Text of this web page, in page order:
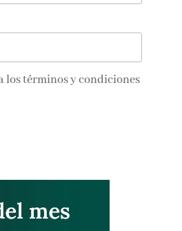
lostérminos y condiciones